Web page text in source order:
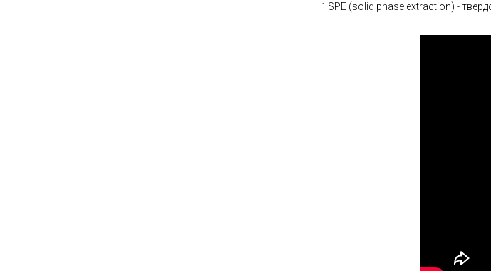
¹ SPE (solid phase extraction) -